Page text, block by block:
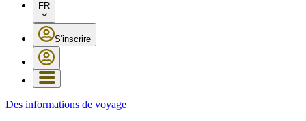
FR
S'inscrire
Des informations de voyage